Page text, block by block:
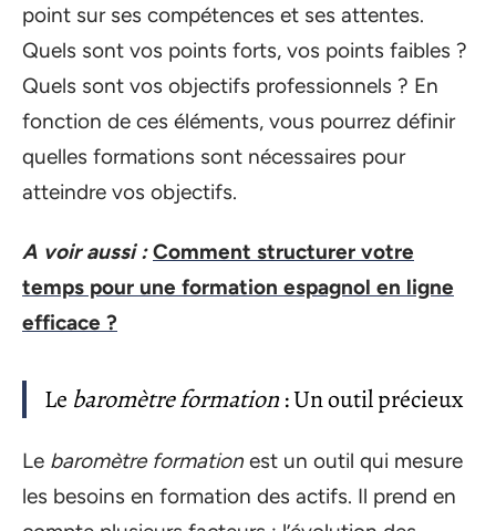
point sur ses compétences et ses attentes.
Quels sont vos points forts, vos points faibles ?
Quels sont vos objectifs professionnels ? En
fonction de ces éléments, vous pourrez définir
quelles formations sont nécessaires pour
atteindre vos objectifs.
A voir aussi : Comment structurer votre
temps pour une formation espagnol en ligne
efficace ?
Le baromètre formation: Un outil précieux
Le baromètre formation est un outil qui mesure
les besoins en formation des actifs. Il prend en